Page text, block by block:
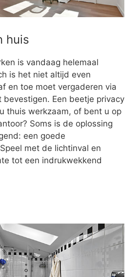
huis
is vandaag helemaal
is het niet altijd even
en toe moet vergaderen via
bevestigen. Een beetje privacy
thuis werkzaam, of bent u op
Soms is de oplossing
een goede
met de lichtinval en
tot een indrukwekkend